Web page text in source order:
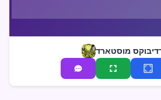
מוסטארד